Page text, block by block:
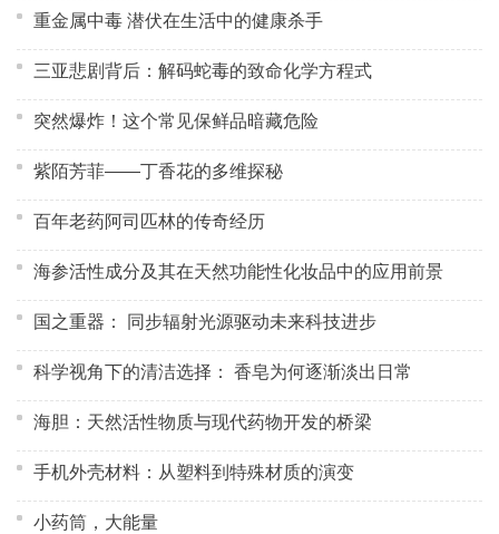
重金属中毒 潜伏在生活中的健康杀手
三亚悲剧背后：解码蛇毒的致命化学方程式
突然爆炸！这个常见保鲜品暗藏危险
紫陌芳菲——丁香花的多维探秘
百年老药阿司匹林的传奇经历
海参活性成分及其在天然功能性化妆品中的应用前景
国之重器： 同步辐射光源驱动未来科技进步
科学视角下的清洁选择： 香皂为何逐渐淡出日常
海胆：天然活性物质与现代药物开发的桥梁
手机外壳材料：从塑料到特殊材质的演变
小药筒，大能量